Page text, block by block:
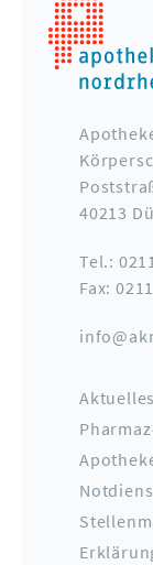
40213
Tel.:
Fax:
Aktuelles